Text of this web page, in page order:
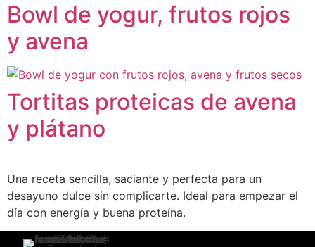
Bowl de yogur, frutos rojos
y avena
Tortitas proteicas de avena
y plátano
Una receta sencilla, saciante y perfecta para un
desayuno dulce sin complicarte. Ideal para empezar el
día con energía y buena proteína.